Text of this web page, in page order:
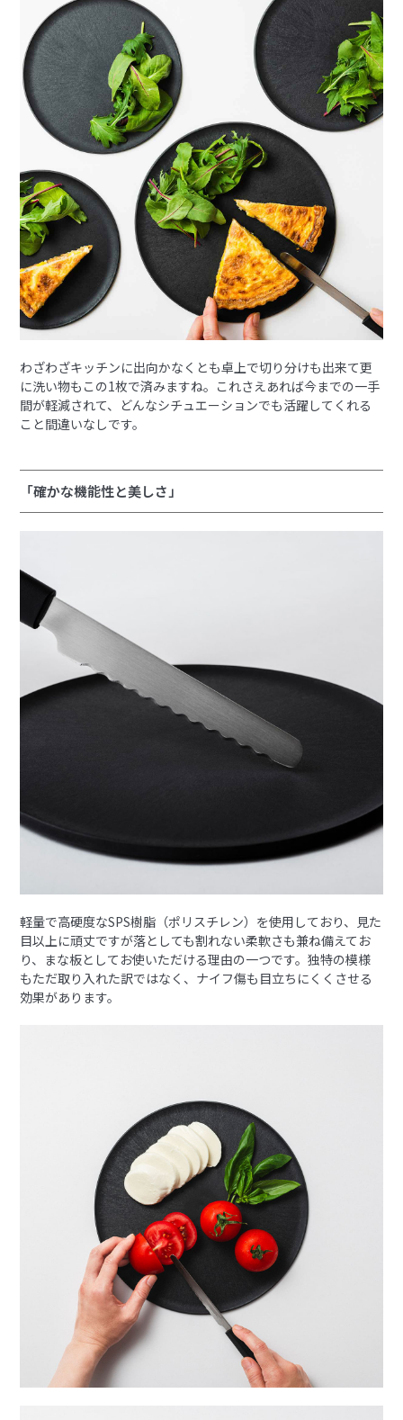
わざわざキッチンに出向かなくとも卓上で切り分けも出来て更
に洗い物もこの1枚で済みますね。これさえあれば今までの一手
間が軽減されて、どんなシチュエーションでも活躍してくれる
こと間違いなしです。
「確かな機能性と美しさ」
軽量で高硬度なSPS樹脂（ポリスチレン）を使用しており、見た
目以上に頑丈ですが落としても割れない柔軟さも兼ね備えてお
り、まな板としてお使いただける理由の一つです。独特の模様
もただ取り入れた訳ではなく、ナイフ傷も目立ちにくくさせる
効果があります。